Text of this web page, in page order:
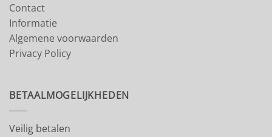
Contact
Informatie
Algemene voorwaarden
Privacy Policy
BETAALMOGELIJKHEDEN
Veilig betalen